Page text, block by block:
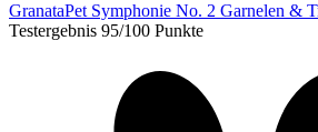
GranataPet Symphonie No. 2 Garnelen &
Testergebnis 95/100 Punkte